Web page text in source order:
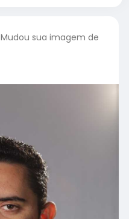
Mudou sua imagem de